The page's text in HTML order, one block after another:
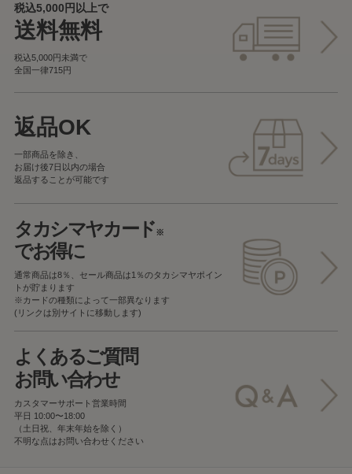
税込5,000円以上で
送料無料
税込5,000円未満で
全国一律715円
返品OK
一部商品を除き、
お届け後7日以内の場合
返品することが可能です
タカシマヤカード※
でお得に
通常商品は8％、セール商品は1％のタカシマヤポイン
トが貯まります
※カードの種類によって一部異なります
(リンクは別サイトに移動します)
よくあるご質問
お問い合わせ
カスタマーサポート営業時間
平日 10:00〜18:00
（土日祝、年末年始を除く）
不明な点はお問い合わせください